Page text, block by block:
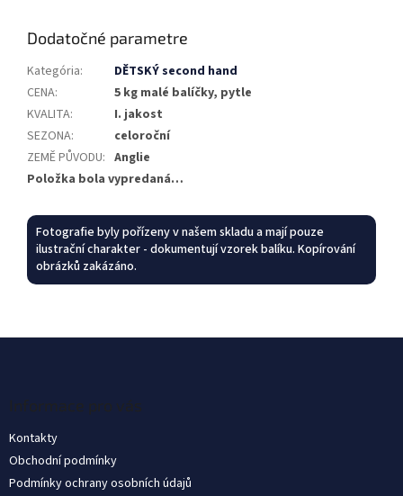
Dodatočné parametre
Kategória:
DĚTSKÝ second hand
CENA:
5 kg malé balíčky, pytle
KVALITA:
I. jakost
SEZONA:
celoroční
ZEMĚ PŮVODU: Anglie
Položka bola vypredaná…
Fotografie byly pořízeny v našem skladu a mají pouze
ilustrační charakter - dokumentují vzorek balíku. Kopírování
obrázků zakázáno.
Informace pro vás
Kontakty
Obchodní podmínky
Podmínky ochrany osobních údajů